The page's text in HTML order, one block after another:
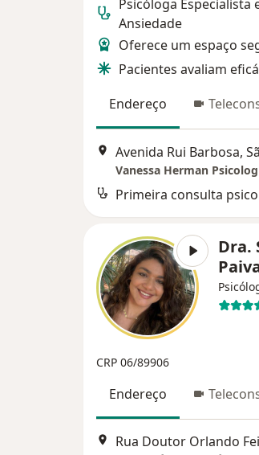
Psicóloga Especialista
Ansiedade
Oferece um espaço
Pacientes avaliam
Endereço
Vanessa Herman
Primeira consulta
Dra.
CRP 06/89906
Endereço